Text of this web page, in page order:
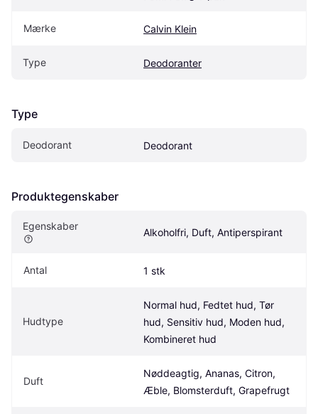
Mærke Calvin Klein
Type Deodoranter
Type
Deodorant Deodorant
Produktegenskaber
Egenskaber
Alkoholfri, Duft, Antiperspirant
Antal 1 stk
Hudtype
Normal hud, Fedtet hud, Tør
hud, Sensitiv hud, Moden hud,
Kombineret hud
Duft
Nøddeagtig, Ananas, Citron,
Æble, Blomsterduft, Grapefrugt